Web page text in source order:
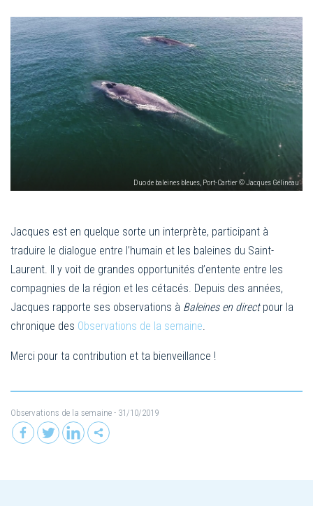
Duo de baleines bleues, Port-Cartier © Jacques Gélineau
Jacques est en quelque sorte un interprète, participant à
traduire le dialogue entre l’humain et les baleines du Saint-
Laurent. Il y voit de grandes opportunités d’entente entre les
compagnies de la région et les cétacés. Depuis des années,
Jacques rapporte ses observations à Baleines en directpour la
chronique des Observations de la semaine.
Merci pour ta contribution et ta bienveillance !
Observations de la semaine - 31/10/2019